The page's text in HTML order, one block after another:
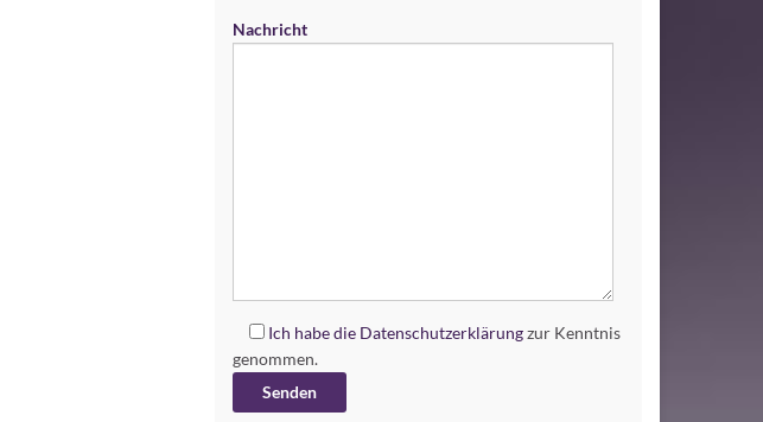
Nachricht
Ich habe die Datenschutzerklärungzur Kenntnis
genommen.